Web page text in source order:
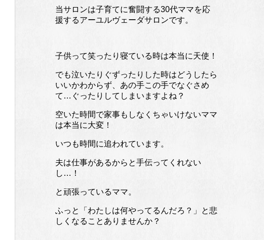
当サロンは子育てに奮闘する30代ママを応
援するアーユルヴェーダサロンです。
子供って笑ったり寝ている時は本当に天使！
でも泣いたりぐずったりした時はどうしたら
いいかわからず、あの手この手でなぐさめ
て…ぐったりしてしまいますよね？
空いた時間で家事もしなくちゃいけないママ
は本当に大変！
いつも時間に追われています。
夫は仕事があるからと手伝ってくれない
し…！
と頑張っているママ。
ふっと「わたしは何やってるんだろ？」と悲
しくなることありませんか？